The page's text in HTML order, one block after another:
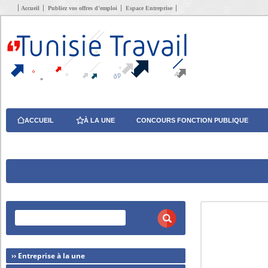
Accueil Publiez vos offres d’emploi Espace Entreprise
ACCUEIL À LA UNE CONCOURS FONCTION PUBLIQUE
›› Entreprise à la une